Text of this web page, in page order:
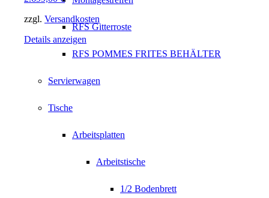
RFS Gitterroste
RFS POMMES FRITES BEHÄLTER
Servierwagen
Tische
Arbeitsplatten
Arbeitstische
1/2 Bodenbrett
zzgl. Versandkosten
Details anzeigen